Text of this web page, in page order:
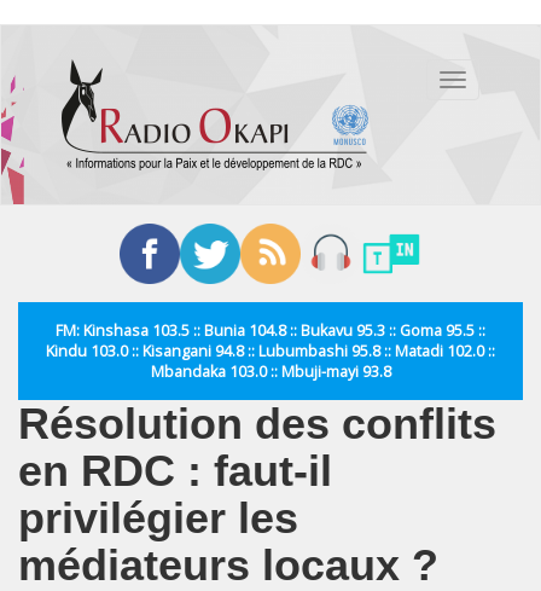
contenu
principal
Toggle
FM: Kinshasa 103.5 :: Bunia 104.8 :: Bukavu 95.3 :: Goma 95.5 ::
Kindu 103.0 :: Kisangani 94.8 :: Lubumbashi 95.8 :: Matadi 102.0 ::
Mbandaka 103.0 :: Mbuji-mayi 93.8
Résolution des conflits
en RDC : faut-il
privilégier les
médiateurs locaux ?